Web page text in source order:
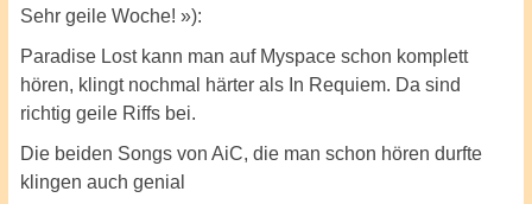
Sehr geile Woche! »):
Paradise Lost kann man auf Myspace schon komplett
hören, klingt nochmal härter als In Requiem. Da sind
richtig geile Riffs bei.
Die beiden Songs von AiC, die man schon hören durfte
klingen auch genial